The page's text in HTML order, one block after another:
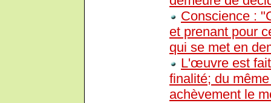
Conscience :
et prenant pour
qui se met en
L'œuvre est
finalité; du
achèvement le